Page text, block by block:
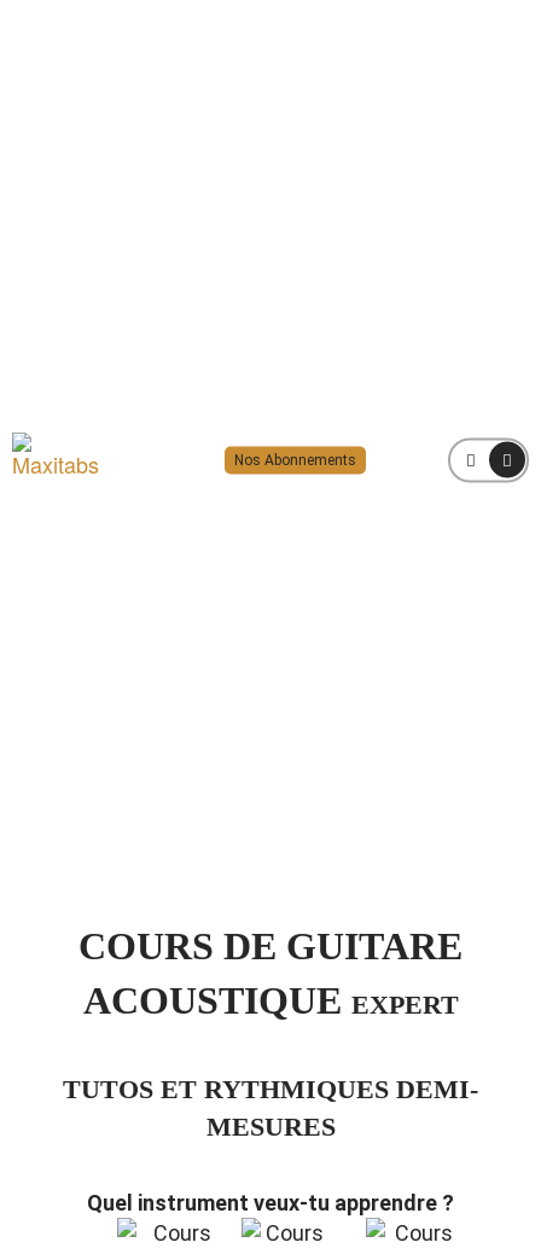
Nos Abonnements MENU
COURS DE GUITARE
ACOUSTIQUE EXPERT
TUTOS ET RYTHMIQUES DEMI-
MESURES
Quel instrument veux-tu apprendre ?